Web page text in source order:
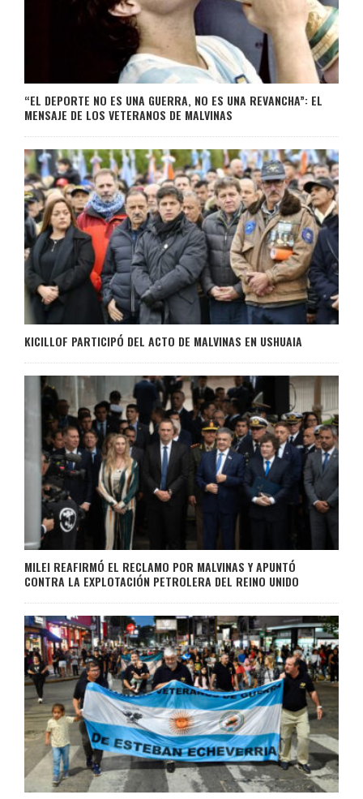
“EL DEPORTE NO ES UNA GUERRA, NO ES UNA REVANCHA”: EL
MENSAJE DE LOS VETERANOS DE MALVINAS
KICILLOF PARTICIPÓ DEL ACTO DE MALVINAS EN USHUAIA
MILEI REAFIRMÓ EL RECLAMO POR MALVINAS Y APUNTÓ
CONTRA LA EXPLOTACIÓN PETROLERA DEL REINO UNIDO